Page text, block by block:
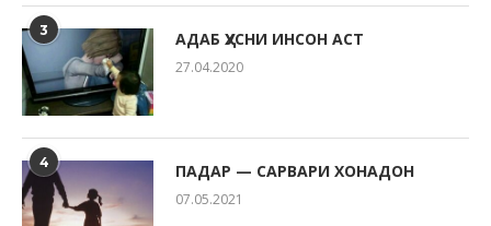
3 АДАБ ҲУСНИ ИНСОН АСТ
27.04.2020
4 ПАДАР — САРВАРИ ХОНАДОН
07.05.2021